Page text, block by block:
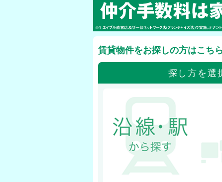
賃貸物件をお探しの方はこちら
探し方を選